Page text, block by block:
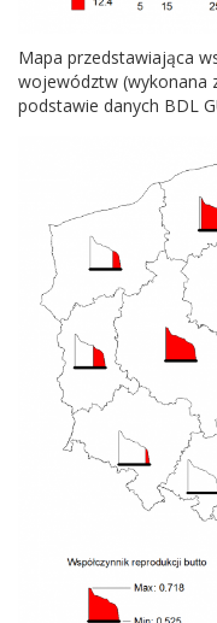
Mapa przed­staw­ia­jąca
wojew­ództw (wyko­nana
pod­stawie danych BDL